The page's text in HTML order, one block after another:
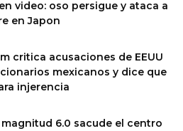
video: oso persigue y ataca a
en Japon
critica acusaciones de EEUU
mexicanos y dice que
injerencia
magnitud 6.0 sacude el centro